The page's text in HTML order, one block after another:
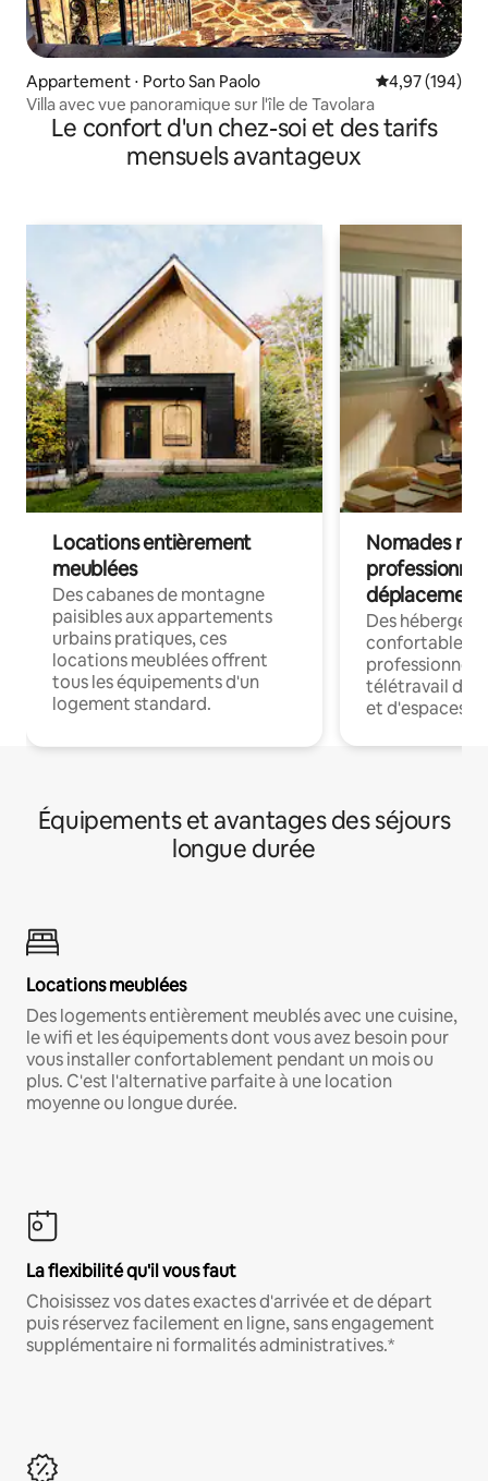
Appartement ⋅ Porto San Paolo Évaluation
4,97 (194)
Villa avec vue panoramique sur l'île de Tavolara
Le confort d'un chez-soi et des tarifs
mensuels avantageux
Locations entièrement
meublées
Des cabanes de montagne
paisibles aux appartements
urbains pratiques, ces
locations meublées offrent
tous les équipements d'un
logement standard.
Nomades
déplacement
Des
confortables
professionnels
télétravail
et d'espaces
Équipements et avantages des séjours
longue durée
Locations meublées
Des logements entièrement meublés avec une cuisine,
le wifi et les équipements dont vous avez besoin pour
vous installer confortablement pendant un mois ou
plus. C'est l'alternative parfaite à une location
moyenne ou longue durée.
La flexibilité qu'il vous faut
Choisissez vos dates exactes d'arrivée et de départ
puis réservez facilement en ligne, sans engagement
supplémentaire ni formalités administratives.*